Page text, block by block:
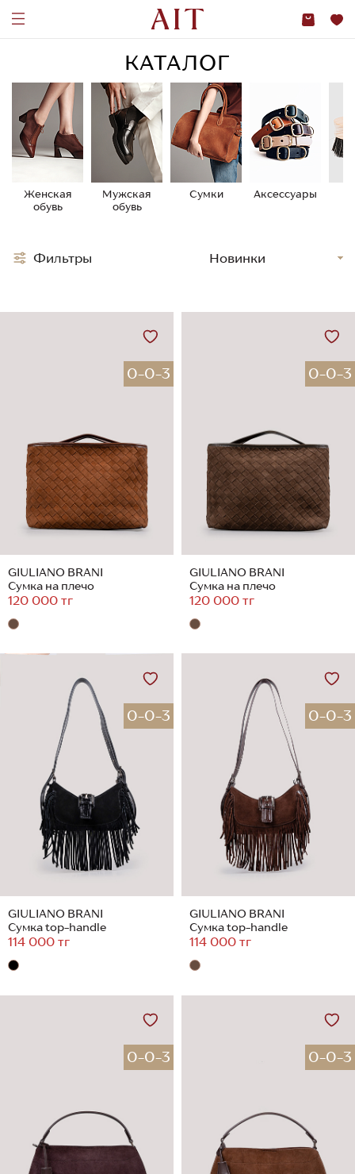
КАТАЛОГ
Женская
обувь
Мужская
обувь
Сумки Аксессуары
0-0-3
GIULIANO BRANI
Сумка на плечо
120 000 тг
0-0-3
GIULIANO BRANI
Сумка на плечо
120 000 тг
0-0-3
GIULIANO BRANI
Сумка top-handle
114 000 тг
0-0-3
GIULIANO BRANI
Сумка top-handle
114 000 тг
0-0-3 0-0-3
Фильтры